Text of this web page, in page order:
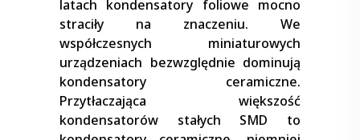
latach kondensatory foliowe mocno
straciły na znaczeniu. We
współczesnych miniaturowych
urządzeniach bezwzględnie dominują
kondensatory ceramiczne.
Przytłaczająca większość
kondensatorów stałych SMD to